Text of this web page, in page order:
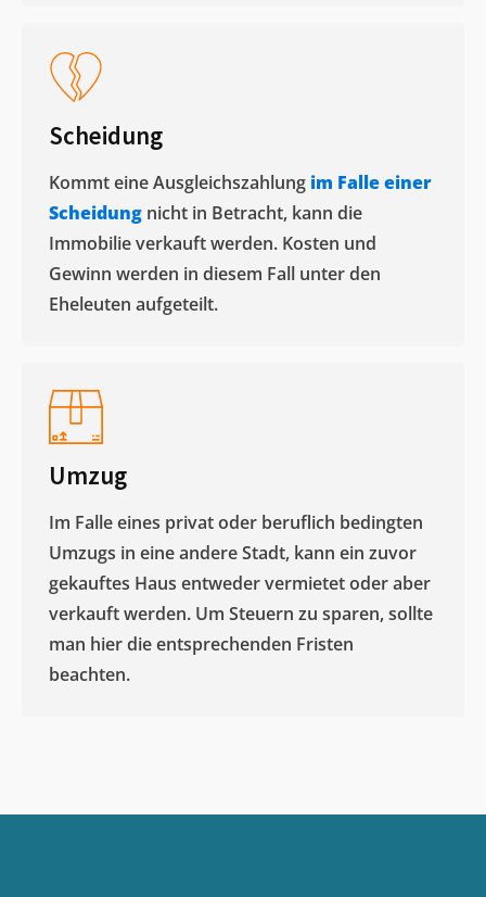
Scheidung
Kommt eine Ausgleichszahlung im Falle einer
Scheidung nicht in Betracht, kann die
Immobilie verkauft werden. Kosten und
Gewinn werden in diesem Fall unter den
Eheleuten aufgeteilt.​
Umzug
Im Falle eines privat oder beruflich bedingten
Umzugs in eine andere Stadt, kann ein zuvor
gekauftes Haus entweder vermietet oder aber
verkauft werden. Um Steuern zu sparen, sollte
man hier die entsprechenden Fristen
beachten.